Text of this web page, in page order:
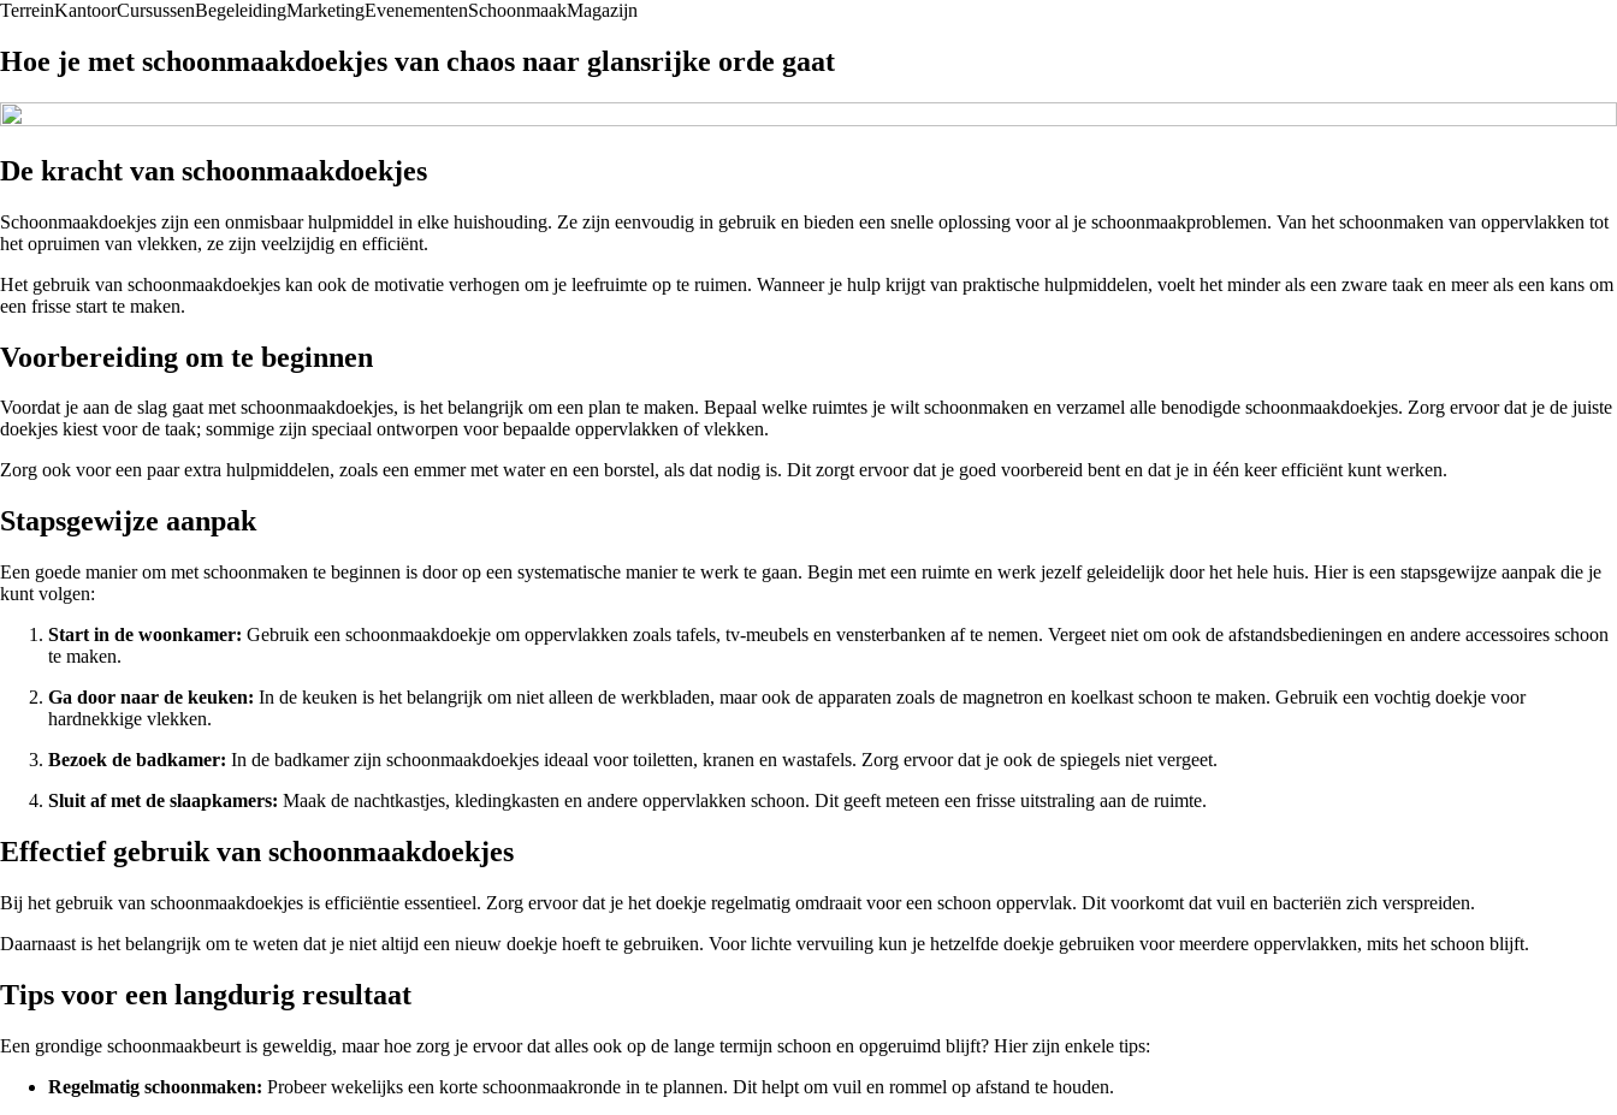
TerreinKantoorCursussenBegeleidingMarketingEvenementenSchoonmaakMagazijn
Hoe je met schoonmaakdoekjes van chaos naar glansrijke orde gaat
De kracht van schoonmaakdoekjes
Schoonmaakdoekjes zijn een onmisbaar hulpmiddel in elke huishouding. Ze zijn eenvoudig in gebruik en bieden een snelle oplossing voor al je schoonmaakproblemen. Van het schoonmaken van oppervlakken tot
het opruimen van vlekken, ze zijn veelzijdig en efficiënt.
Het gebruik van schoonmaakdoekjes kan ook de motivatie verhogen om je leefruimte op te ruimen. Wanneer je hulp krijgt van praktische hulpmiddelen, voelt het minder als een zware taak en meer als een kans om
een frisse start te maken.
Voorbereiding om te beginnen
Voordat je aan de slag gaat met schoonmaakdoekjes, is het belangrijk om een plan te maken. Bepaal welke ruimtes je wilt schoonmaken en verzamel alle benodigde schoonmaakdoekjes. Zorg ervoor dat je de juiste
doekjes kiest voor de taak; sommige zijn speciaal ontworpen voor bepaalde oppervlakken of vlekken.
Zorg ook voor een paar extra hulpmiddelen, zoals een emmer met water en een borstel, als dat nodig is. Dit zorgt ervoor dat je goed voorbereid bent en dat je in één keer efficiënt kunt werken.
Stapsgewijze aanpak
Een goede manier om met schoonmaken te beginnen is door op een systematische manier te werk te gaan. Begin met een ruimte en werk jezelf geleidelijk door het hele huis. Hier is een stapsgewijze aanpak die je
kunt volgen:
Start in de woonkamer: Gebruik een schoonmaakdoekje om oppervlakken zoals tafels, tv-meubels en vensterbanken af te nemen. Vergeet niet om ook de afstandsbedieningen en andere accessoires schoon
te maken.
Ga door naar de keuken: In de keuken is het belangrijk om niet alleen de werkbladen, maar ook de apparaten zoals de magnetron en koelkast schoon te maken. Gebruik een vochtig doekje voor
hardnekkige vlekken.
Bezoek de badkamer: In de badkamer zijn schoonmaakdoekjes ideaal voor toiletten, kranen en wastafels. Zorg ervoor dat je ook de spiegels niet vergeet.
Sluit af met de slaapkamers: Maak de nachtkastjes, kledingkasten en andere oppervlakken schoon. Dit geeft meteen een frisse uitstraling aan de ruimte.
Effectief gebruik van schoonmaakdoekjes
Bij het gebruik van schoonmaakdoekjes is efficiëntie essentieel. Zorg ervoor dat je het doekje regelmatig omdraait voor een schoon oppervlak. Dit voorkomt dat vuil en bacteriën zich verspreiden.
Daarnaast is het belangrijk om te weten dat je niet altijd een nieuw doekje hoeft te gebruiken. Voor lichte vervuiling kun je hetzelfde doekje gebruiken voor meerdere oppervlakken, mits het schoon blijft.
Tips voor een langdurig resultaat
Een grondige schoonmaakbeurt is geweldig, maar hoe zorg je ervoor dat alles ook op de lange termijn schoon en opgeruimd blijft? Hier zijn enkele tips:
Regelmatig schoonmaken: Probeer wekelijks een korte schoonmaakronde in te plannen. Dit helpt om vuil en rommel op afstand te houden.